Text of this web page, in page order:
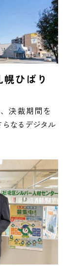
ひばり
決裁期間を
なるデジタル